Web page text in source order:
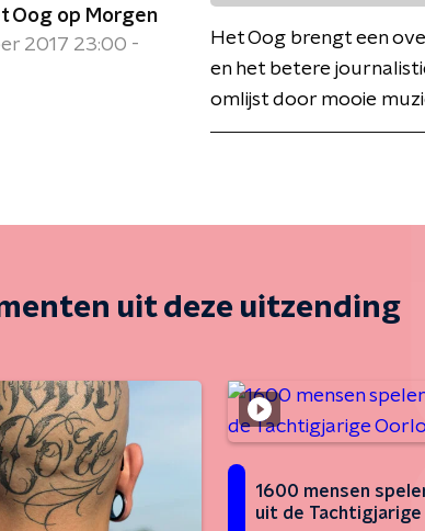
Oog op Morgen
2017 23:00 -
Het Oog brengt een
en het betere
omlijst door mooie
uit deze uitzending
1600 mensen
uit de Tachtigjarige